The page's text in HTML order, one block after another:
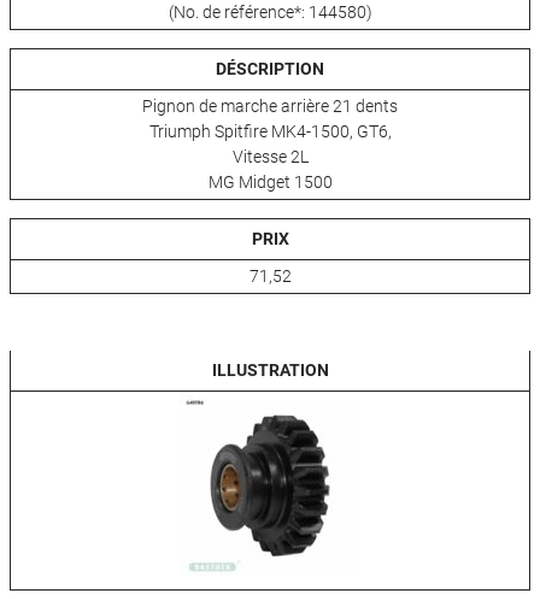
(No. de référence*: 144580)
DÉSCRIPTION
Pignon de marche arrière 21 dents
Triumph Spitfire MK4-1500, GT6,
Vitesse 2L
MG Midget 1500
PRIX
71,52
ILLUSTRATION